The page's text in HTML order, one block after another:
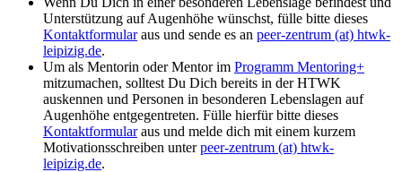
Unterstützung auf Augenhöhe wünschst, fülle bitte dieses
Kontaktformularaus und sende es an peer-zentrum (at) htwk-
leipizig.de.
Um als Mentorin oder Mentor im Programm Mentoring+
mitzumachen, solltest Du Dich bereits in der HTWK
auskennen und Personen in besonderen Lebenslagen auf
Augenhöhe entgegentreten. Fülle hierfür bitte dieses
Kontaktformularaus und melde dich mit einem kurzem
Motivationsschreiben unterpeer-zentrum (at) htwk-
leipizig.de.